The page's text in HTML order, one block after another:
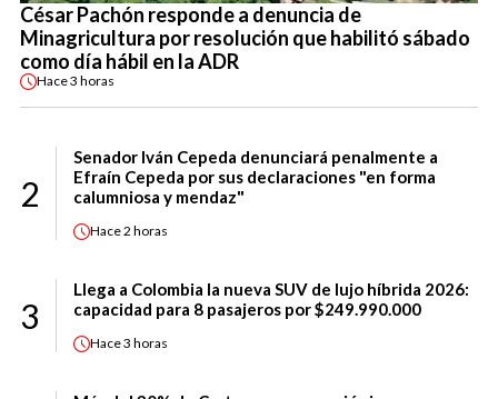
César Pachón responde a denuncia de
Minagricultura por resolución que habilitó sábado
como día hábil en la ADR
Hace3 horas
2
Senador Iván Cepeda denunciará penalmente a
Efraín Cepeda por sus declaraciones "en forma
calumniosa y mendaz"
Hace2 horas
3
Llega a Colombia la nueva SUV de lujo híbrida 2026:
capacidad para 8 pasajeros por $249.990.000
Hace3 horas